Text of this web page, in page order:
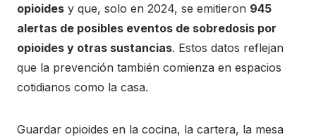
opioides y que, solo en 2024, se emitieron 945
alertas de posibles eventos de sobredosis por
opioides y otras sustancias. Estos datos reflejan
que la prevención también comienza en espacios
cotidianos como la casa.
Guardar opioides en la cocina, la cartera, la mesa